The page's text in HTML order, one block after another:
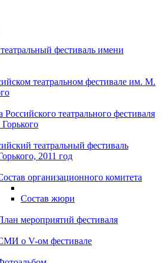
фестиваль имени
театральном фестивале им. М.
Российского театрального фестиваля
театральный фестиваль
2011 год
организационного комитета
Состав жюри
мероприятий фестиваля
о V-ом фестивале